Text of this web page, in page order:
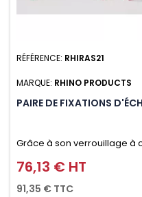
RÉFÉRENCE: RHIRAS21
MARQUE: RHINO PRODUCTS
PAIRE DE FIXATIONS
Grâce à son verrouillage à
d'un seul geste aussi bien
transport. Référence
Prix
76,13 € HT
91,35 € TTC